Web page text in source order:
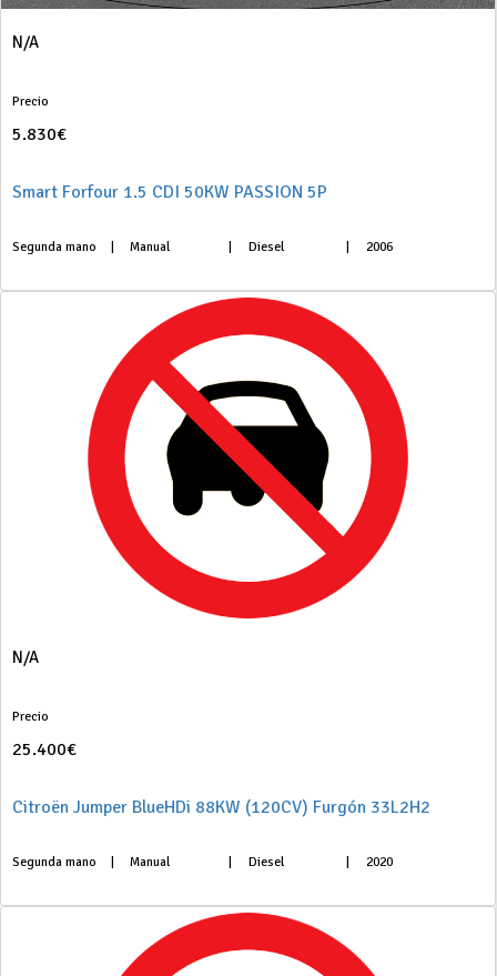
N/A
Precio
5.830€
Smart Forfour 1.5 CDI 50KW PASSION 5P
Segunda mano Manual Diesel 2006
N/A
Precio
25.400€
Citroën Jumper BlueHDi 88KW (120CV) Furgón 33L2H2
Segunda mano Manual Diesel 2020